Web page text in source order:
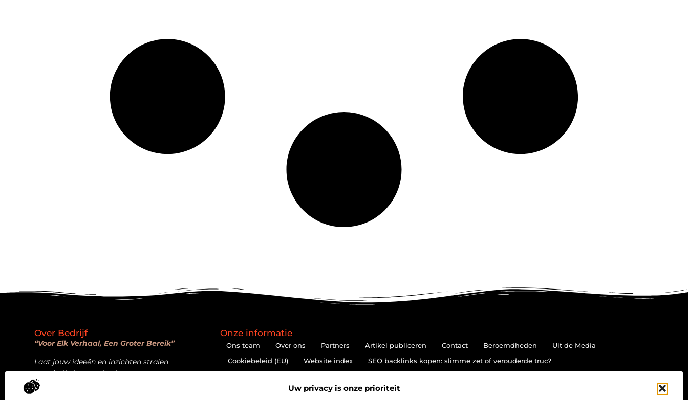
Uw privacy is onze prioriteit
Over Bedrijf
“Voor Elk Verhaal, Een Groter Bereik”
Laat jouw ideeën en inzichten stralen
met Artikelpromotie.nl.
Onze informatie
Ons team Over ons Partners Artikel publiceren Contact Beroemdheden
Uit de Media
Cookiebeleid (EU)
Website index
SEO backlinks kopen: slimme zet of verouderde truc?